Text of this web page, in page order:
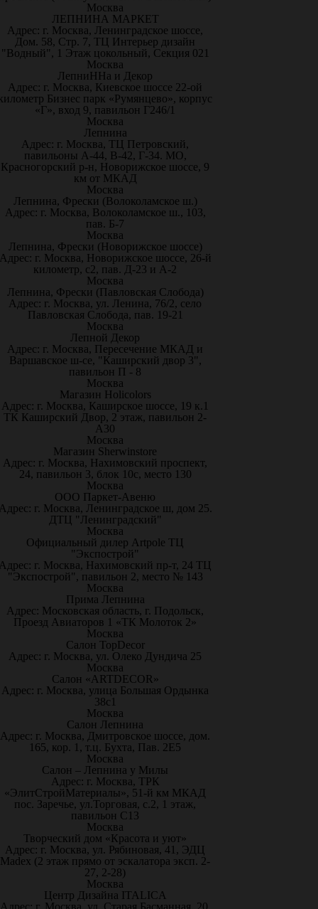
Москва
ЛЕПНИНА МАРКЕТ
Адрес: г. Москва, Ленинградское шоссе,
Дом. 58, Стр. 7, ТЦ Интерьер дизайн
"Водный", 1 Этаж цокольный, Секция 021
Москва
ЛепниННа и Декор
Адрес: г. Москва, Киевское шоссе 22-ой
Бизнес парк «Румянцево», корпус
«Г», вход 9, павильон Г246/1
Москва
Лепнина
Адрес: г. Москва, ТЦ Петровский,
павильоны А-44, В-42, Г-34. МО,
Красногорский р-н, Новорижское шоссе, 9
км от МКАД
Москва
Лепнина, Фрески (Волоколамское ш.)
Адрес: г. Москва, Волоколамское ш., 103,
пав. Б-7
Москва
Лепнина, Фрески (Новорижское шоссе)
г. Москва, Новорижское шоссе, 26-й
километр, с2, пав. Д-23 и А-2
Москва
Лепнина, Фрески (Павловская Слобода)
Адрес: г. Москва, ул. Ленина, 76/2, село
Павловская Слобода, пав. 19-21
Москва
Лепной Декор
Адрес: г. Москва, Пересечение МКАД и
Варшавское ш-се, "Каширский двор 3",
павильон П - 8
Москва
Магазин Holicolors
Адрес: г. Москва, Каширское шоссе, 19 к.1
ТК Каширский Двор, 2 этаж, павильон 2-
А30
Москва
Магазин Sherwinstore
Адрес: г. Москва, Нахимовский проспект,
24, павильон 3, блок 10с, место 130
Москва
ООО Паркет-Авeню
г. Москва, Ленинградское ш, дом 25.
ДТЦ "Ленинградский"
Москва
Официальный дилер Artpole ТЦ
"Экспострой"
г. Москва, Нахимовский пр-т, 24 ТЦ
"Экспострой", павильон 2, место № 143
Москва
Прима Лепнина
Адрес: Московская область, г. Подольск,
Проезд Авиаторов 1 «ТК Молоток 2»
Москва
Салон TopDecor
Адрес: г. Москва, ул. Олеко Дундича 25
Москва
Салон «ARTDECOR»
Адрес: г. Москва, улица Большая Ордынка
38с1
Москва
Салон Лепнина
Адрес: г. Москва, Дмитровское шоссе, дом.
165, кор. 1, т.ц. Бухта, Пав. 2Е5
Москва
Салон – Лепнина у Милы
Адрес: г. Москва, ТРК
«ЭлитСтройМатериалы», 51-й км МКАД
пос. Заречье, ул.Торговая, с.2, 1 этаж,
павильон С13
Москва
Творческий дом «Красота и уют»
Адрес: г. Москва, ул. Рябиновая, 41, ЭДЦ
Madex (2 этаж прямо от эскалатора эксп. 2-
27, 2-28)
Москва
Центр Дизайна ITALICA
Адрес: г. Москва, ул. Старая Басманная, 20,